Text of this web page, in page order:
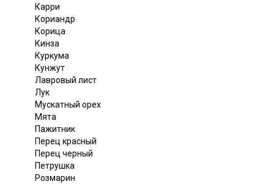
Карри
Кориандр
Корица
Кинза
Куркума
Кунжут
Лавровый лист
Лук
Мускатный орех
Мята
Пажитник
Перец красный
Перец черный
Петрушка
Розмарин